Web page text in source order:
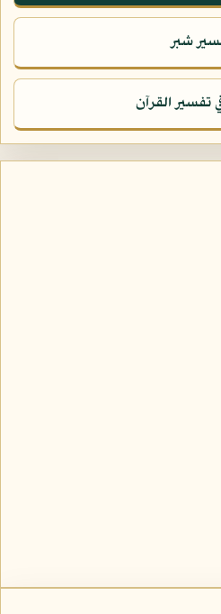
شبر
تفسير القرآن